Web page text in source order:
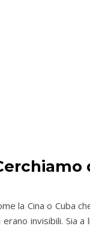
la Cina o Cuba
erano invisibili. Sia